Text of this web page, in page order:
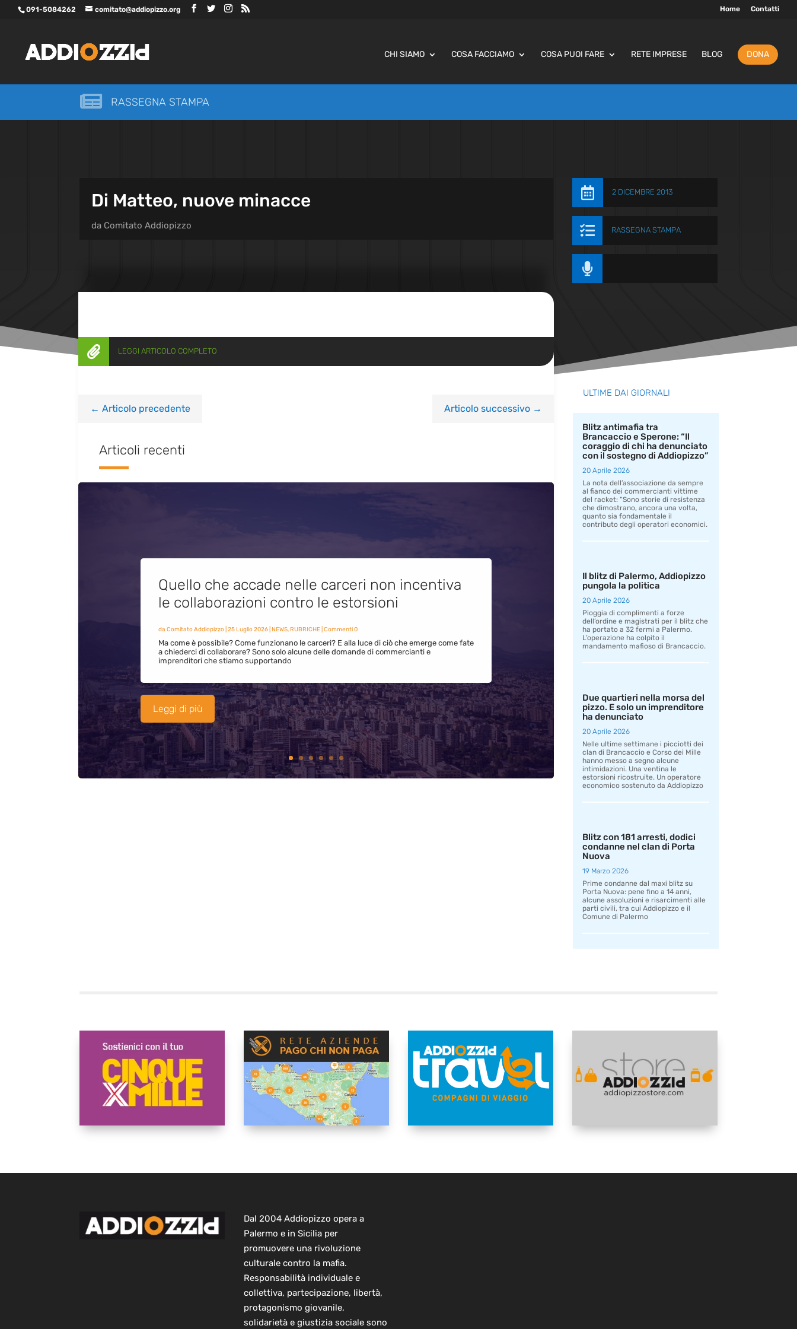
091-5084262 comitato@addiopizzo.org Home Contatti
CHI SIAMO COSA FACCIAMO COSA PUOI FARE RETE IMPRESE BLOG DONA
 RASSEGNA STAMPA
Di Matteo, nuove minacce
da Comitato Addiopizzo
 2 DICEMBRE 2013
 RASSEGNA STAMPA

 LEGGI ARTICOLO COMPLETO
← Articolo precedente Articolo successivo→
Articoli recenti
Quello che accade nelle carceri non incentiva
le collaborazioni contro le estorsioni
da Comitato Addiopizzo| 25 Luglio 2026| NEWS,RUBRICHE| Commenti 0
Ma come è possibile? Come funzionano le carceri? E alla luce di ciò che emerge come fate
a chiederci di collaborare? Sono solo alcune delle domande di commercianti e
imprenditori che stiamo supportando
Leggi di più
ULTIME DAI GIORNALI
Blitz antimafia tra
Brancaccio e Sperone: “Il
coraggio di chi ha denunciato
con il sostegno di Addiopizzo”
20 Aprile 2026
La nota dell’associazione da sempre
al fianco dei commercianti vittime
del racket: “Sono storie di resistenza
che dimostrano, ancora una volta,
quanto sia fondamentale il
contributo degli operatori economici.
Il blitz di Palermo, Addiopizzo
pungola la politica
20 Aprile 2026
Pioggia di complimenti a forze
dell’ordine e magistrati per il blitz che
ha portato a 32 fermi a Palermo.
L’operazione ha colpito il
mandamento mafioso di Brancaccio.
Due quartieri nella morsa del
pizzo. E solo un imprenditore
ha denunciato
20 Aprile 2026
Nelle ultime settimane i picciotti dei
clan di Brancaccio e Corso dei Mille
hanno messo a segno alcune
intimidazioni. Una ventina le
estorsioni ricostruite. Un operatore
economico sostenuto da Addiopizzo
Blitz con 181 arresti, dodici
condanne nel clan di Porta
Nuova
19 Marzo 2026
Prime condanne dal maxi blitz su
Porta Nuova: pene fino a 14 anni,
alcune assoluzioni e risarcimenti alle
parti civili, tra cui Addiopizzo e il
Comune di Palermo
Dal 2004 Addiopizzo opera a
Palermo e in Sicilia per
promuovere una rivoluzione
culturale contro la mafia.
Responsabilità individuale e
collettiva, partecipazione, libertà,
protagonismo giovanile,
solidarietà e giustizia sociale sono